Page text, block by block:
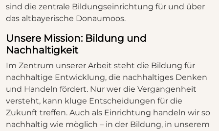
sind die zentrale Bildungseinrichtung für und über
das altbayerische Donaumoos.
Unsere Mission: Bildung und
Nachhaltigkeit
Im Zentrum unserer Arbeit steht die Bildung für
nachhaltige Entwicklung, die nachhaltiges Denken
und Handeln fördert. Nur wer die Vergangenheit
versteht, kann kluge Entscheidungen für die
Zukunft treffen. Auch als Einrichtung handeln wir so
nachhaltig wie möglich – in der Bildung, in unserem